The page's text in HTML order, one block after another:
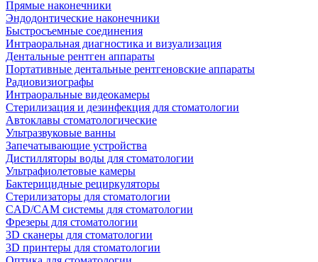
Прямые наконечники
Эндодонтические наконечники
Быстросъемные соединения
Интраоральная диагностика и визуализация
Дентальные рентген аппараты
Портативные дентальные рентгеновские аппараты
Радиовизиографы
Интраоральные видеокамеры
Стерилизация и дезинфекция для стоматологии
Автоклавы стоматологические
Ультразвуковые ванны
Запечатывающие устройства
Дистилляторы воды для стоматологии
Ультрафиолетовые камеры
Бактерицидные рециркуляторы
Стерилизаторы для стоматологии
CAD/CAM системы для стоматологии
Фрезеры для стоматологии
3D cканеры для стоматологии
3D принтеры для стоматологии